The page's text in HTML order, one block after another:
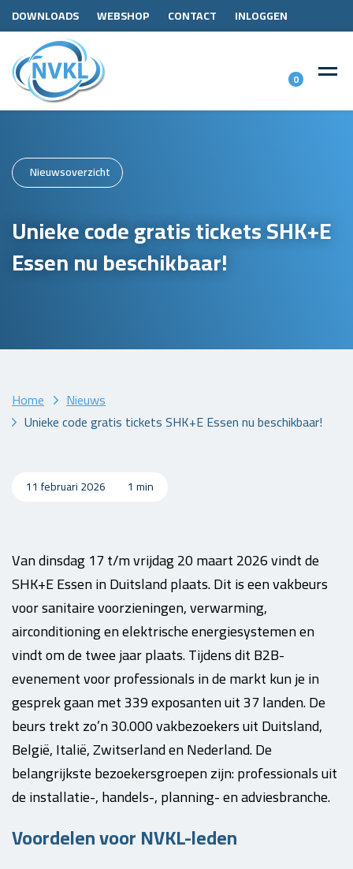
DOWNLOADS WEBSHOP CONTACT INLOGGEN
0
Nieuwsoverzicht
Unieke code gratis tickets SHK+E
Essen nu beschikbaar!
Home
Nieuws
Unieke code gratis tickets SHK+E Essen nu beschikbaar!
11 februari 2026 1 min
Van dinsdag 17 t/m vrijdag 20 maart 2026 vindt de
SHK+E Essen in Duitsland plaats. Dit is een vakbeurs
voor sanitaire voorzieningen, verwarming,
airconditioning en elektrische energiesystemen en
vindt om de twee jaar plaats. Tijdens dit B2B-
evenement voor professionals in de markt kun je in
gesprek gaan met 339 exposanten uit 37 landen. De
beurs trekt zo’n 30.000 vakbezoekers uit Duitsland,
België, Italië, Zwitserland en Nederland. De
belangrijkste bezoekersgroepen zijn: professionals uit
de installatie-, handels-, planning- en adviesbranche.
Voordelen voor NVKL-leden